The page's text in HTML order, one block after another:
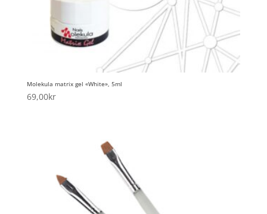
Molekula matrix gel «White», 5ml
69,00kr